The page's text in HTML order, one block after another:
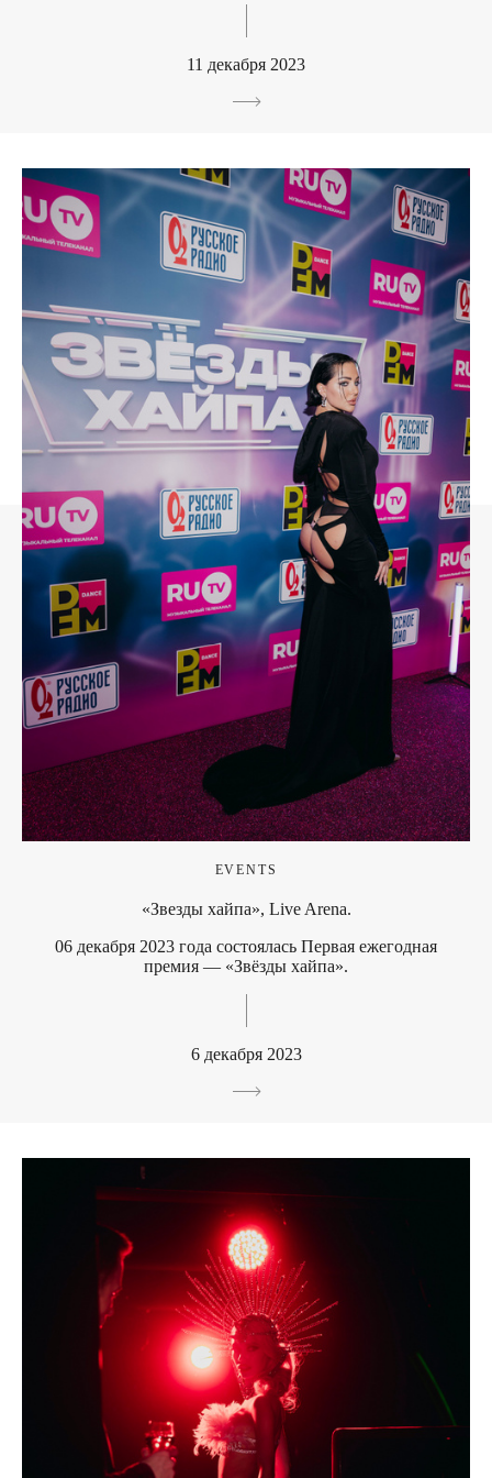
11 декабря 2023
EVENTS
«Звезды хайпа», Live Arena.
06 декабря 2023 года состоялась Первая ежегодная
премия — «Звёзды хайпа».
6 декабря 2023